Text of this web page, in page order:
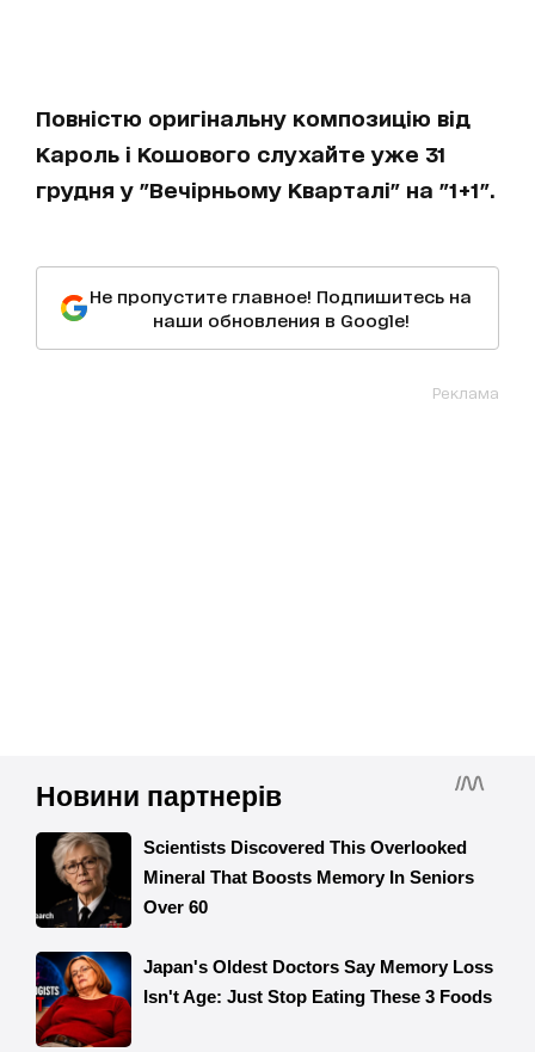
Повністю оригінальну композицію від
Кароль і Кошового слухайте уже 31
грудня у "Вечірньому Кварталі" на "1+1".
Не пропустите главное! Подпишитесь на
наши обновления в Google!
Реклама